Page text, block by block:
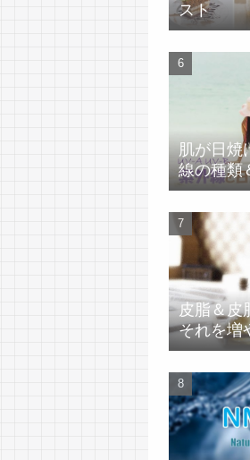
スト
肌が日焼
線の種類
ぶ
皮脂＆皮
それを増